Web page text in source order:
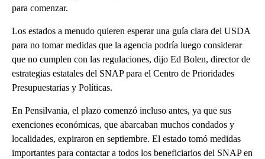
para comenzar.
Los estados a menudo quieren esperar una guía clara del USDA
para no tomar medidas que la agencia podría luego considerar
que no cumplen con las regulaciones, dijo Ed Bolen, director de
estrategias estatales del SNAP para el Centro de Prioridades
Presupuestarias y Políticas.
En Pensilvania, el plazo comenzó incluso antes, ya que sus
exenciones económicas, que abarcaban muchos condados y
localidades, expiraron en septiembre. El estado tomó medidas
importantes para contactar a todos los beneficiarios del SNAP en